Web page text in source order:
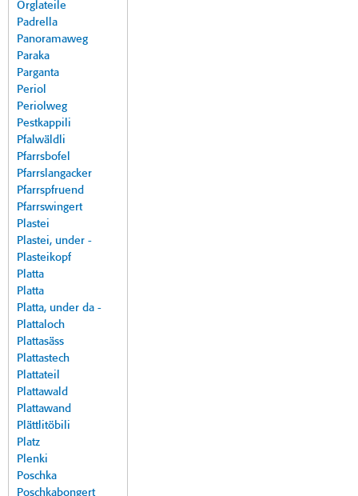
Orglateile
Padrella
Panoramaweg
Paraka
Parganta
Periol
Periolweg
Pestkappili
Pfalwäldli
Pfarrsbofel
Pfarrslangacker
Pfarrspfruend
Pfarrswingert
Plastei
Plastei, under -
Plasteikopf
Platta
Platta
Platta, under da -
Plattaloch
Plattasäss
Plattastech
Plattateil
Plattawald
Plattawand
Plättlitöbili
Platz
Plenki
Poschka
Poschkabongert